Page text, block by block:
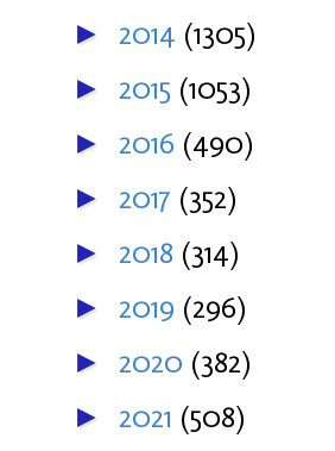
► 2014 (1305)
► 2015 (1053)
► 2016 (490)
► 2017 (352)
► 2018 (314)
► 2019 (296)
► 2020 (382)
► 2021 (508)